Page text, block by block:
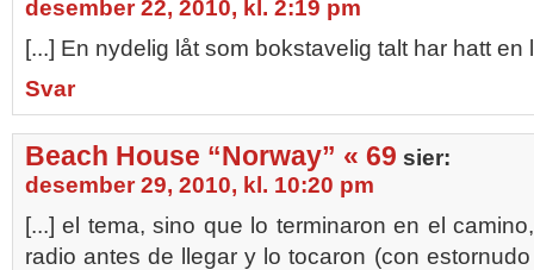
desember 22, 2010, kl. 2:19 pm
[...] En nydelig låt som bokstavelig talt har hatt en
Svar
Beach House “Norway” « 69 sier:
desember 29, 2010, kl. 10:20 pm
[...] el tema, sino que lo terminaron en el
radio antes de llegar y lo tocaron (con